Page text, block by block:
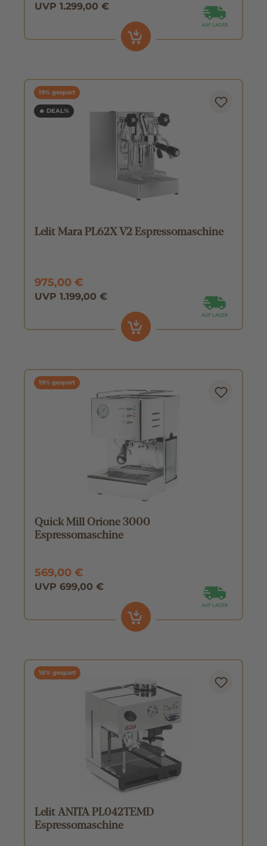
UVP 1.299,00 €
19% gespart
🔥 DEAL%
Lelit Mara PL62X V2 Espressomaschine
975,00 €
UVP 1.199,00 €
19% gespart
Quick Mill Orione 3000
Espressomaschine
569,00 €
UVP 699,00 €
18% gespart
Lelit ANITA PL042TEMD
Espressomaschine